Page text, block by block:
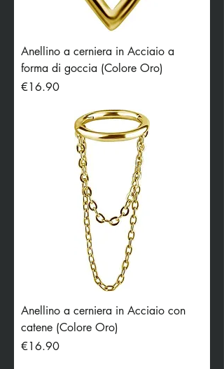
Anellino a cerniera in Acciaio a
forma di goccia (Colore Oro)
Price
€16.90
Anellino a cerniera in Acciaio con
catene (Colore Oro)
Price
€16.90